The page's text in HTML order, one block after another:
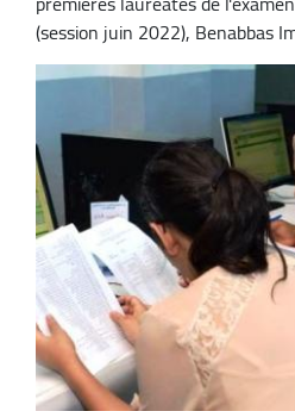
(session juin 2022), Benabbas